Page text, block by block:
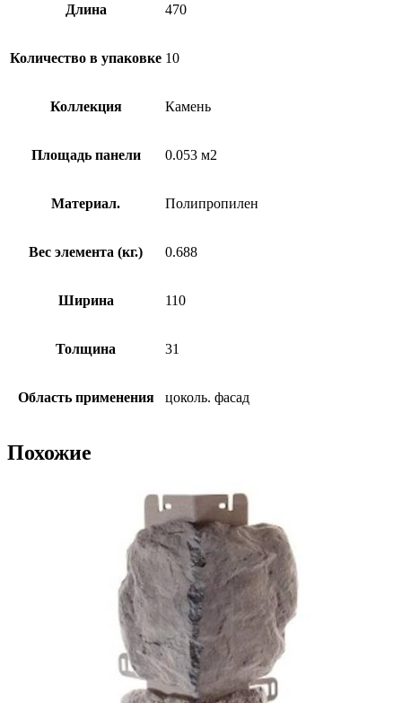
Длина 470
Количество в упаковке 10
Коллекция Камень
Площадь панели 0.053 м2
Материал. Полипропилен
Вес элемента (кг.) 0.688
Ширина 110
Толщина 31
Область применения цоколь. фасад
Похожие